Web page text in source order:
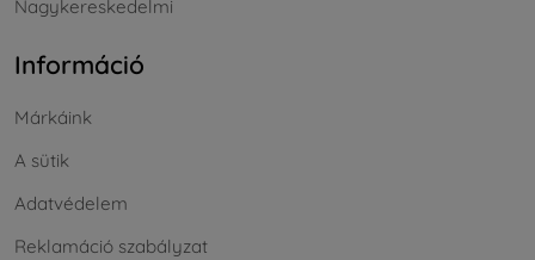
Nagykereskedelmi
Információ
Márkáink
A sütik
Adatvédelem
Reklamáció szabályzat